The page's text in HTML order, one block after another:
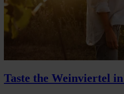
Taste the Weinviertel